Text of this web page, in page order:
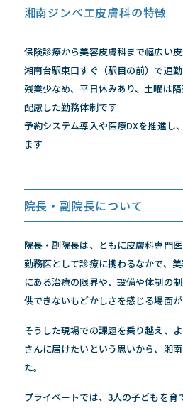
湘南ジンベエ皮膚科の特徴
保険診療から美容皮膚科まで幅広い
湘南台駅東口すぐ（駅目の前）で通
残業少なめ、平日休みあり、土曜は
配慮した勤務体制です
予約システム導入や医療DXを推進し
ます
院長・副院長について
院長・副院長は、ともに皮膚科専門医
勤務医として診療に携わるなかで、
にある治療の限界や、設備や体制の
供できないもどかしさを感じる場面が
そうした現場での課題を乗り越え、
さんに届けたいという思いから、湘
た。
プライベートでは、3人の子どもを育